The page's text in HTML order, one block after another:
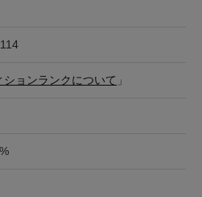
ションランクについて 」